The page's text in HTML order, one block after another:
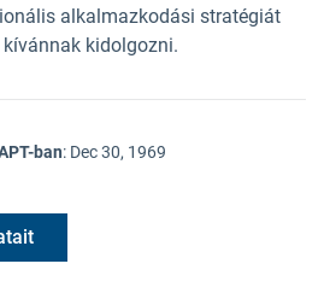
alkalmazkodási stratégiát
kidolgozni.
ban: Dec 30, 1969